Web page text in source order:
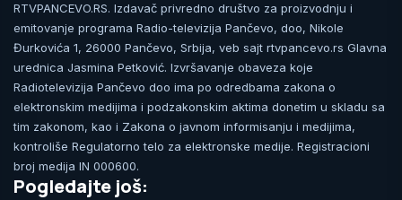
RTVPANCEVO.RS. Izdavač privredno društvo za proizvodnju i
emitovanje programa Radio-televizija Pančevo, doo, Nikole
Đurkovića 1, 26000 Pančevo, Srbija, veb sajt rtvpancevo.rs Glavna
urednica Jasmina Petković. Izvršavanje obaveza koje
Radiotelevizija Pančevo doo ima po odredbama zakona o
elektronskim medijima i podzakonskim aktima donetim u skladu sa
tim zakonom, kao i Zakona o javnom informisanju i medijima,
kontroliše Regulatorno telo za elektronske medije. Registracioni
broj medija IN 000600.
Pogledajte još: